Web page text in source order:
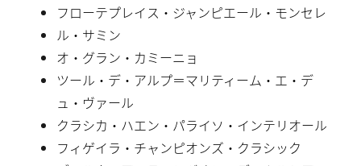
フローテプレイス・ジャンピエール・モンセレ
ル・サミン
オ・グラン・カミーニョ
ツール・デ・アルプ＝マリティーム・エ・デ
ュ・ヴァール
クラシカ・ハエン・パライソ・インテリオール
フィゲイラ・チャンピオンズ・クラシック